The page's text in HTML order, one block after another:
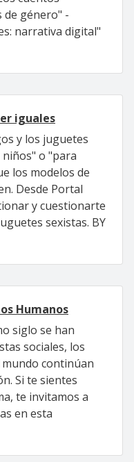
de género" -
narrativa digital"
iguales
y los juguetes
niños" o "para
los modelos de
Desde Portal
y cuestionarte
sexistas. BY
Humanos
siglo se han
sociales, los
continúan
Si te sientes
te invitamos a
en esta